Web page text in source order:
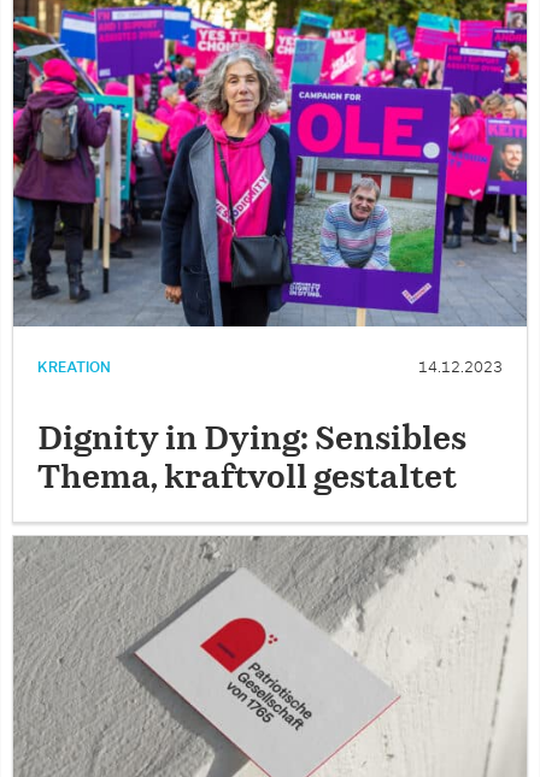
KREATION 14.12.2023
Dignity in Dying: Sensibles
Thema, kraftvoll gestaltet